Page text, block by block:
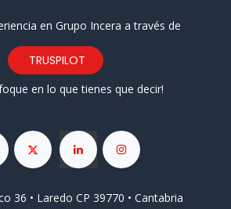
en Grupo Incera a través de
TRUSPILOT
en lo que tienes que decir!
36 • Laredo CP 39770 • Cantabria